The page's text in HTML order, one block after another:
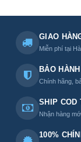
GIAO
Miễn phí tại
BẢO
Chính hãng,
SHIP COD
Nhận hàng
100%